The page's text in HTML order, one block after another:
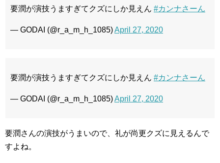
要潤が演技うますぎてクズにしか見えん #カンナさーん
— GODAI (@r_a_m_h_1085)April 27, 2020
要潤が演技うますぎてクズにしか見えん #カンナさーん
— GODAI (@r_a_m_h_1085)April 27, 2020
要潤さんの演技がうまいので、礼が尚更クズに見えるんで
すよね。